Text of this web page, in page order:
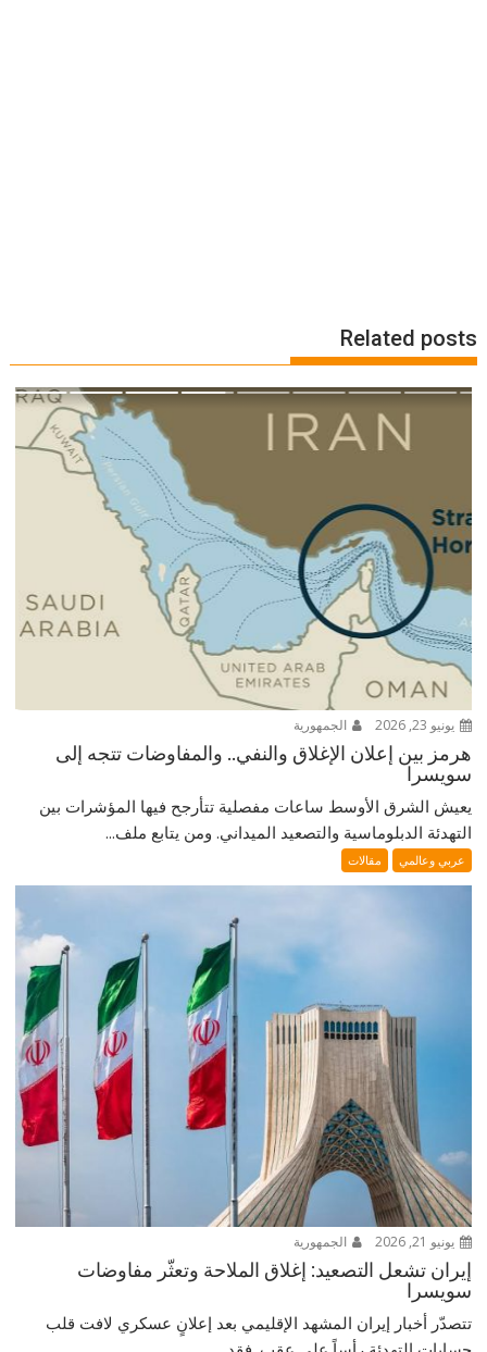
Related posts
يونيو 23, 2026 الجمهورية
هرمز بين إعلان الإغلاق والنفي.. والمفاوضات تتجه إلى
سويسرا
يعيش الشرق الأوسط ساعات مفصلية تتأرجح فيها المؤشرات بين
التهدئة الدبلوماسية والتصعيد الميداني. ومن يتابع ملف...
عربي وعالمي مقالات
يونيو 21, 2026 الجمهورية
إيران تشعل التصعيد: إغلاق الملاحة وتعثّر مفاوضات
سويسرا
تتصدّر أخبار إيران المشهد الإقليمي بعد إعلانٍ عسكري لافت قلب